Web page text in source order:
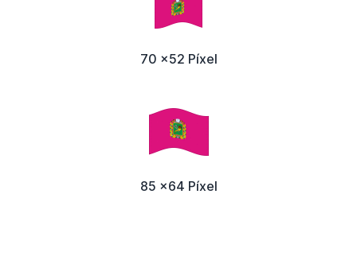
70 x52 Píxel
85 x64 Píxel